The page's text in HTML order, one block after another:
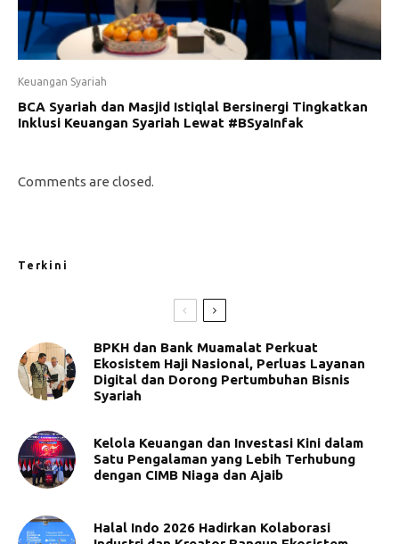
Keuangan Syariah
BCA Syariah dan Masjid Istiqlal Bersinergi Tingkatkan
Inklusi Keuangan Syariah Lewat #BSyaInfak
Comments are closed.
Terkini
BPKH dan Bank Muamalat Perkuat
Ekosistem Haji Nasional, Perluas Layanan
Digital dan Dorong Pertumbuhan Bisnis
Syariah
Kelola Keuangan dan Investasi Kini dalam
Satu Pengalaman yang Lebih Terhubung
dengan CIMB Niaga dan Ajaib
Halal Indo 2026 Hadirkan Kolaborasi